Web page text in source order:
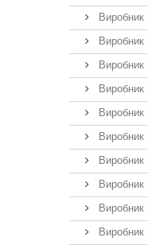
Виробник
Виробник
Виробник
Виробник
Виробник
Виробник
Виробник